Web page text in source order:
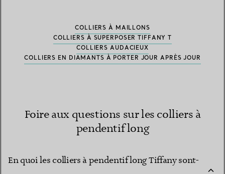
COLLIERS À MAILLONS
COLLIERS À SUPERPOSER TIFFANY T
COLLIERS AUDACIEUX
COLLIERS EN DIAMANTS À PORTER JOUR APRÈS JOUR
Foire aux questions sur les colliers à
pendentif long
En quoi les colliers à pendentif long Tiffany sont-